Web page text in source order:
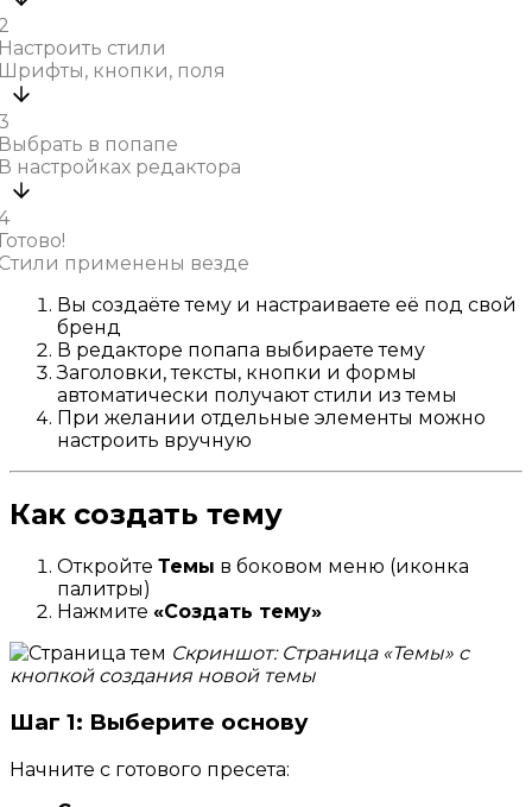
стили
кнопки, поля
в попапе
настройках редактора
применены везде
Вы создаёте тему и настраиваете её под свой
бренд
В редакторе попапа выбираете тему
Заголовки, тексты, кнопки и формы
автоматически получают стили из темы
При желании отдельные элементы можно
настроить вручную
Как создать тему
Откройте Темы в боковом меню (иконка
палитры)
Нажмите «Создать тему»
Скриншот: Страница «Темы» с
кнопкой создания новой темы
Шаг 1: Выберите основу
Начните с готового пресета: